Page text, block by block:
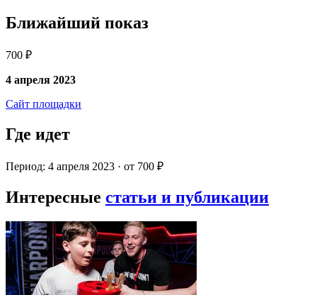
Ближайший показ
700 ₽
4 апреля 2023
Сайт площадки
Где идет
Период: 4 апреля 2023 · от 700 ₽
Интересные статьи и публикации